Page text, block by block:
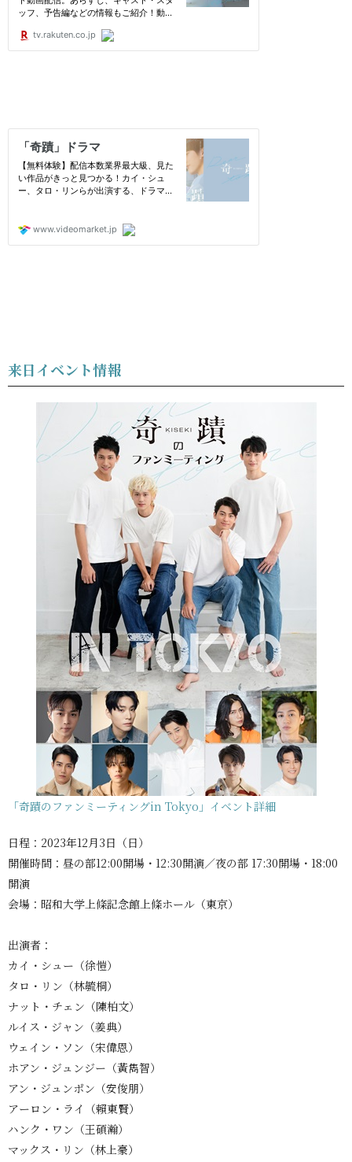
来日イベント情報
「奇蹟のファンミーティングin Tokyo」イベント詳細
日程：2023年12月3日（日）
開催時間：昼の部12:00開場・12:30開演／夜の部 17:30開場・18:00
開演
会場：昭和大学上條記念館上條ホール（東京）
出演者：
カイ・シュー（徐愷）
タロ・リン（林毓桐）
ナット・チェン（陳柏文）
ルイス・ジャン（姜典）
ウェイン・ソン（宋偉恩）
ホアン・ジュンジー（黃雋智）
アン・ジュンポン（安俊朋）
アーロン・ライ（賴東賢）
ハンク・ワン（王碩瀚）
マックス・リン（林上豪）